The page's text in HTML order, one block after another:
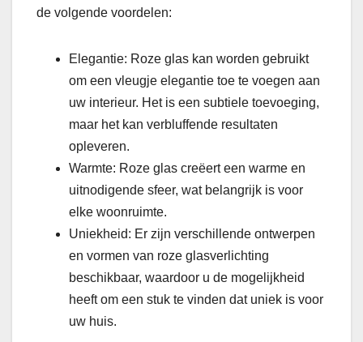
de volgende voordelen:
Elegantie: Roze glas kan worden gebruikt
om een ​​vleugje elegantie toe te voegen aan
uw interieur. Het is een subtiele toevoeging,
maar het kan verbluffende resultaten
opleveren.
Warmte: Roze glas creëert een warme en
uitnodigende sfeer, wat belangrijk is voor
elke woonruimte.
Uniekheid: Er zijn verschillende ontwerpen
en vormen van roze glasverlichting
beschikbaar, waardoor u de mogelijkheid
heeft om een ​​stuk te vinden dat uniek is voor
uw huis.